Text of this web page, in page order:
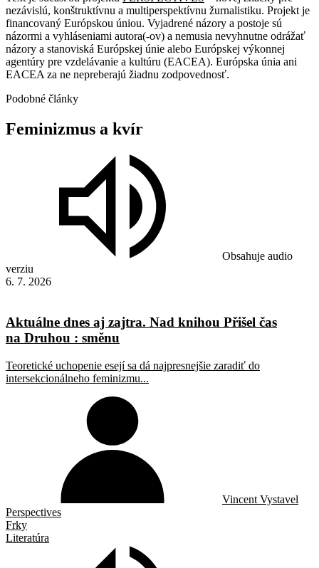
nezávislú, konštruktívnu a multiperspektívnu žurnalistiku. Projekt je
financovaný Európskou úniou. Vyjadrené názory a postoje sú
názormi a vyhláseniami autora(-ov) a nemusia nevyhnutne odrážať
názory a stanoviská Európskej únie alebo Európskej výkonnej
agentúry pre vzdelávanie a kultúru (EACEA). Európska únia ani
EACEA za ne nepreberajú žiadnu zodpovednosť.
Podobné články
Feminizmus a kvír
Obsahuje audio
verziu
6. 7. 2026
Aktuálne dnes aj zajtra. Nad knihou Přišel čas
na Druhou : směnu
Teoretické uchopenie esejí sa dá najpresnejšie zaradiť do
intersekcionálneho feminizmu...
Vincent Vystavel
Perspectives
Frky
Literatúra